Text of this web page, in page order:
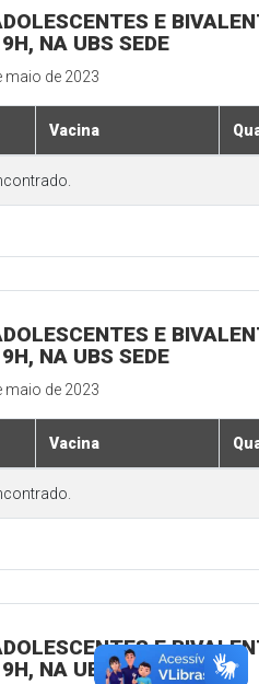
E
NA UBS SEDE
maio de 2023
Vacina
E
NA UBS SEDE
maio de 2023
Vacina
E
NA UBS SEDE